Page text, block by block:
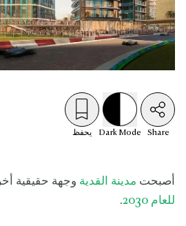
Share
Dark Mode يحفظ
أصبحت مدينة القدية وجهة حقيقية
للعام 2030
.